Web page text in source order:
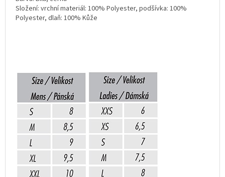
Složení: vrchní materiál: 100% Polyester, podšívka: 100%
Polyester, dlaň: 100% Kůže